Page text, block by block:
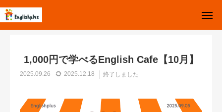
お知らせ 1,000円で学べるEnglish Cafe【10月】
1,000円で学べるEnglish Cafe【10月】
2025.09.26 2025.12.18 終了しました
お問い合わせ Instagram